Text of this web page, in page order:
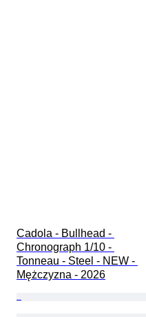
Cadola - Bullhead -
Chronograph 1/10 -
Tonneau - Steel - NEW -
Mężczyzna - 2026